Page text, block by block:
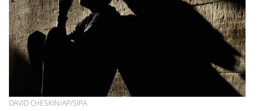
DAVID CHESKIN/AP/SIPA